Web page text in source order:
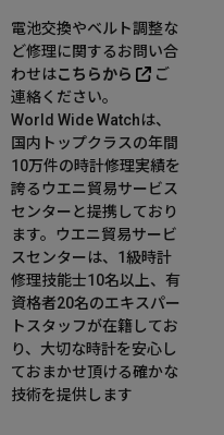
電池交換やベルト調整な
ど修理に関するお問い合
わせはこちらから
ご
連絡ください。
World Wide Watchは、
国内トップクラスの年間
10万件の時計修理実績を
誇るウエニ貿易サービス
センターと提携しており
ます。ウエニ貿易サービ
スセンターは、1級時計
修理技能士10名以上、有
資格者20名のエキスパー
トスタッフが在籍してお
り、大切な時計を安心し
ておまかせ頂ける確かな
技術を提供します